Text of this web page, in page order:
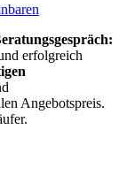
erfolgreich
Angebotspreis.